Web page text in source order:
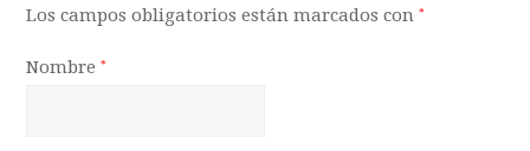
Los campos obligatorios están marcados con*
Nombre*